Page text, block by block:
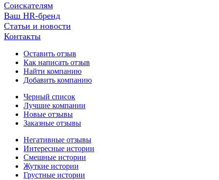
Соискателям
Ваш HR-бренд
Статьи и новости
Контакты
Оставить отзыв
Как написать отзыв
Найти компанию
Добавить компанию
Черный список
Лучшие компании
Новые отзывы
Заказные отзывы
Негативные отзывы
Интересные истории
Смешные истории
Жуткие истории
Грустные истории